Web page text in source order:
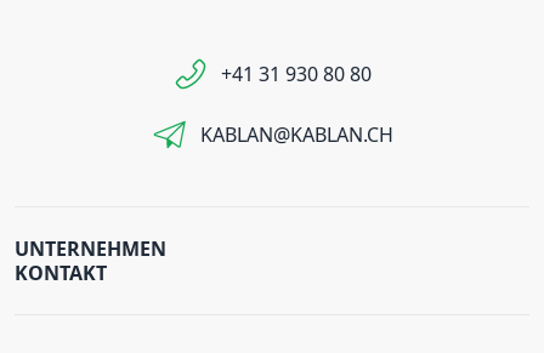
+41 31 930 80 80
KABLAN@KABLAN.CH
UNTERNEHMEN
KONTAKT